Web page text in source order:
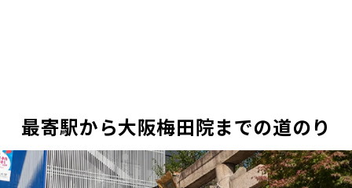
最寄駅から大阪梅田院までの道のり